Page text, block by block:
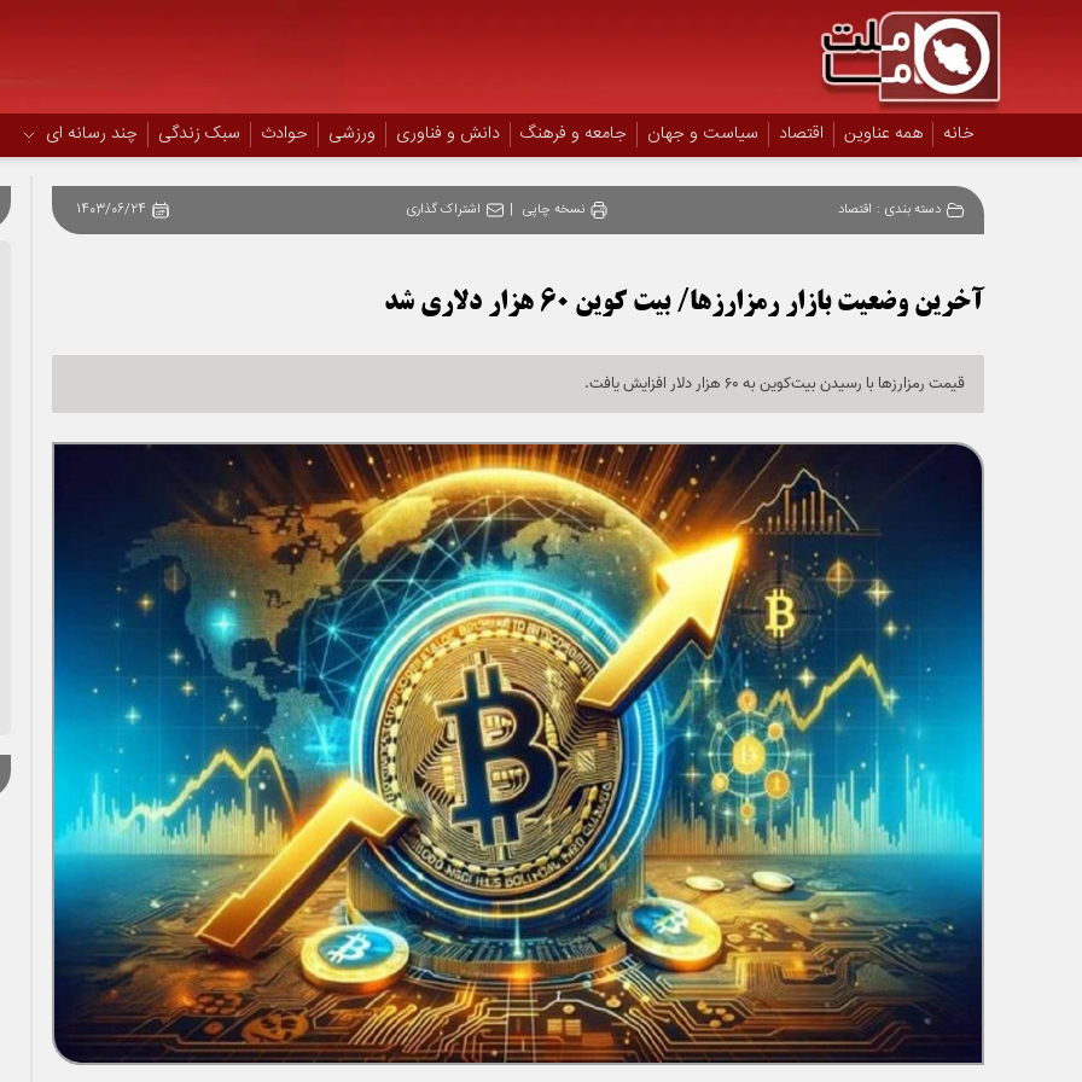
خانه همه عناوین اقتصاد سیاست و جهان جامعه و فرهنگ دانش و فناوری ورزشی حوادث سبک زندگی چند رسانه ای
دسته بندی : اقتصاد نسخه چاپی | اشتراک گذاری 1403/06/24
آخرین وضعیت بازار رمزارزها/ بیت کوین 60 هزار دلاری شد
قیمت رمزارزها با رسیدن بیت‌کوین به 60 هزار دلار افزایش یافت.